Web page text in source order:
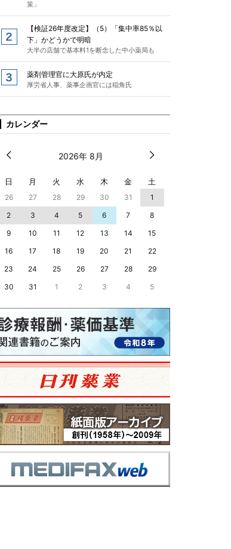
策」
【検証26年度改定】（5）「集中率85％以
下」かどうかで明暗
大半の店舗で基本料1を断念した中小薬局も
薬剤管理官に大原氏が内定
厚労省人事、薬事企画官には稲角氏
カレンダー
2026年 8月
日 月 火 水 木 金 土
26 27 28 29 30 31
1
2
3 4 5 6 7
8
9
10 11 12 13 14
15
16
17 18 19 20 21
22
23
24 25 26 27 28
29
30
31 1 2 3 4 5